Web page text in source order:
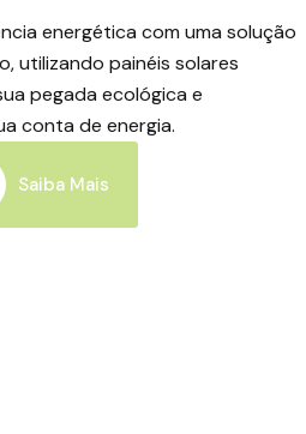
energética com uma solução
utilizando painéis solares
pegada ecológica e
conta de energia.
Saiba Mais